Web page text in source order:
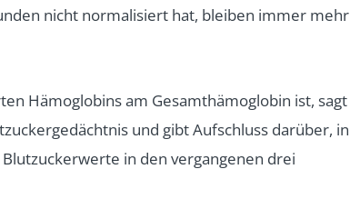
nicht normalisiert hat, bleiben immer mehr
Hämoglobins am Gesamthämoglobin ist, sagt
und gibt Aufschluss darüber, in
in den vergangenen drei